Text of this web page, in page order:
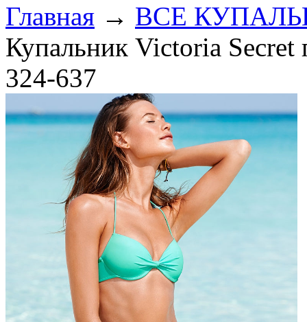
Главная → ВСЕ
Купальник Victoria
324-637